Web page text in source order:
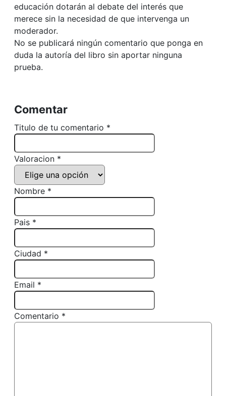
educación dotarán al debate del interés que
merece sin la necesidad de que intervenga un
moderador.
No se publicará ningún comentario que ponga en
duda la autoría del libro sin aportar ninguna
prueba.
Comentar
Titulo de tu comentario *
Valoracion *
Nombre *
Pais *
Ciudad *
Email *
Comentario *